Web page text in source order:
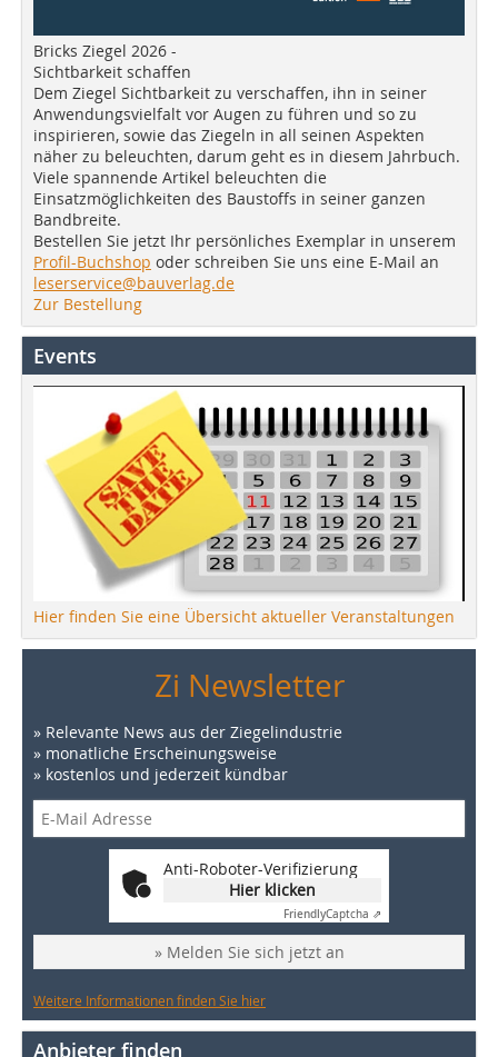
Bricks Ziegel 2026 -
Sichtbarkeit schaffen
Dem Ziegel Sichtbarkeit zu verschaffen, ihn in seiner
Anwendungsvielfalt vor Augen zu führen und so zu
inspirieren, sowie das Ziegeln in all seinen Aspekten
näher zu beleuchten, darum geht es in diesem Jahrbuch.
Viele spannende Artikel beleuchten die
Einsatzmöglichkeiten des Baustoffs in seiner ganzen
Bandbreite.
Bestellen Sie jetzt Ihr persönliches Exemplar in unserem
Profil-Buchshop oder schreiben Sie uns eine E-Mail an
leserservice@bauverlag.de
Zur Bestellung
Events
Hier finden Sie eine Übersicht aktueller Veranstaltungen
Zi Newsletter
» Relevante News aus der Ziegelindustrie
» monatliche Erscheinungsweise
» kostenlos und jederzeit kündbar
Anti-Roboter-Verifizierung
Hier klicken
FriendlyCaptcha ⇗
» Melden Sie sich jetzt an
Weitere Informationen finden Sie hier
Anbieter finden